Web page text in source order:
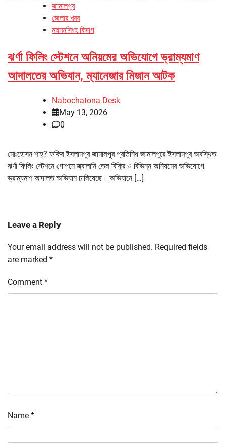
জামালপুর
জেলার খবর
ময়মনসিংহ বিভাগ
ঝর্ণা ফিলিং স্টেশনে অনিয়মের অভিযোগে ভ্রাম্যমাণ
আদালতের অভিযান, ম্যানেজার মিজান আটক
Nabochatona Desk
May 13, 2026
0
মোঃহোসন শাহ্? ফকির ইসলামপুর জামালপুর প্রতিনিধ জামালপুরে ইসলামপুর অবস্থিত
ঝর্ণা ফিলিং স্টেশনে গোপনে জ্বালানি তেল বিক্রি ও বিভিন্ন অনিয়মের অভিযোগে
ভ্রাম্যমাণ আদালত অভিযান চালিয়েছে। অভিযানে […]
Leave a Reply
Your email address will not be published. Required fields
are marked *
Comment *
Name *